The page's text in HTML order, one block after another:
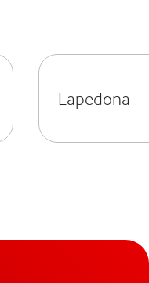
Lapedona